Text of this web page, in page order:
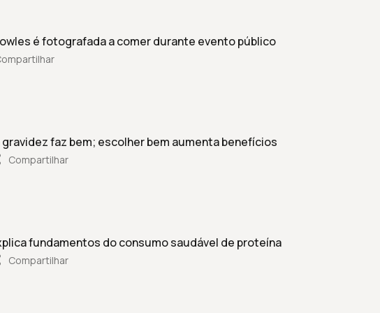
é fotografada a comer durante evento público
gravidez faz bem; escolher bem aumenta benefícios
Compartilhar
fundamentos do consumo saudável de proteína
Compartilhar